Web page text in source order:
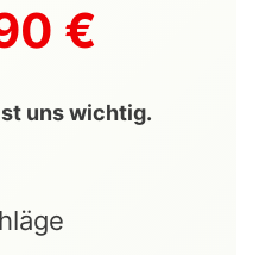
€
uns wichtig.